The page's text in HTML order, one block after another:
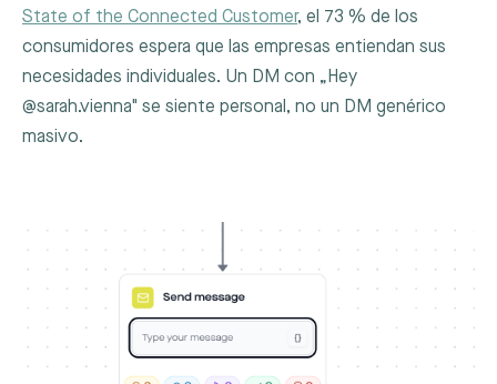
State of the Connected Customer, el 73 % de los
consumidores espera que las empresas entiendan sus
necesidades individuales. Un DM con „Hey
@sarah.vienna" se siente personal, no un DM genérico
masivo.